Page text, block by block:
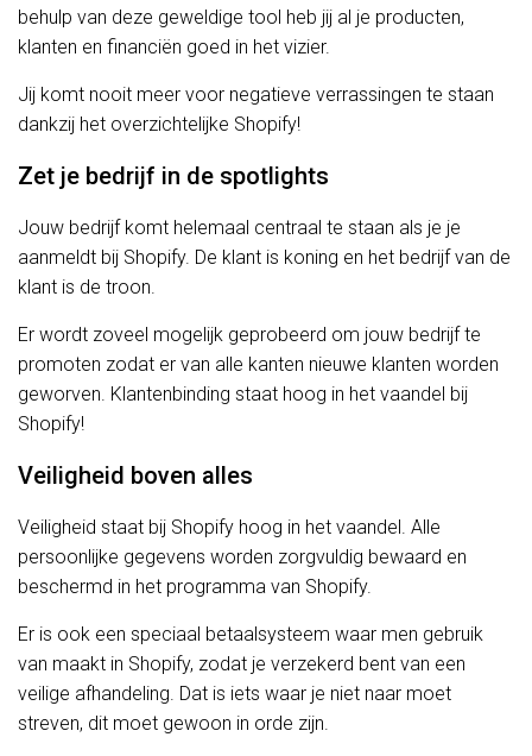
behulp van deze geweldige tool heb jij al je producten,
klanten en financiën goed in het vizier.
Jij komt nooit meer voor negatieve verrassingen te staan
dankzij het overzichtelijke Shopify!
Zet je bedrijf in de spotlights
Jouw bedrijf komt helemaal centraal te staan als je je
aanmeldt bij Shopify. De klant is koning en het bedrijf van de
klant is de troon.
Er wordt zoveel mogelijk geprobeerd om jouw bedrijf te
promoten zodat er van alle kanten nieuwe klanten worden
geworven. Klantenbinding staat hoog in het vaandel bij
Shopify!
Veiligheid boven alles
Veiligheid staat bij Shopify hoog in het vaandel. Alle
persoonlijke gegevens worden zorgvuldig bewaard en
beschermd in het programma van Shopify.
Er is ook een speciaal betaalsysteem waar men gebruik
van maakt in Shopify, zodat je verzekerd bent van een
veilige afhandeling. Dat is iets waar je niet naar moet
streven, dit moet gewoon in orde zijn.